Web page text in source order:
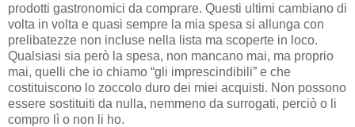
prodotti gastronomici da comprare. Questi ultimi cambiano di
volta in volta e quasi sempre la mia spesa si allunga con
prelibatezze non incluse nella lista ma scoperte in loco.
Qualsiasi sia però la spesa, non mancano mai, ma proprio
mai, quelli che io chiamo “gli imprescindibili” e che
costituiscono lo zoccolo duro dei miei acquisti. Non possono
essere sostituiti da nulla, nemmeno da surrogati, perciò o li
compro lì o non li ho.